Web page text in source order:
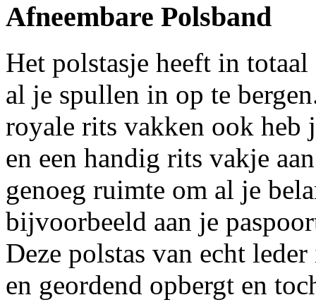
Afneembare Polsband
Het polstasje heeft in
al je spullen in op te
royale rits vakken ook heb
en een handig rits vakje
genoeg ruimte om al je
bijvoorbeeld aan je
Deze polstas van echt
en geordend opbergt en